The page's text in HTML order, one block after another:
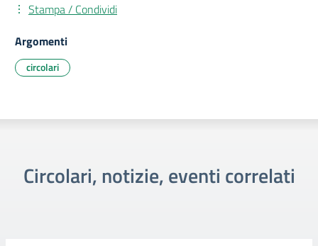
Stampa / Condividi
Argomenti
circolari
Circolari, notizie, eventi correlati